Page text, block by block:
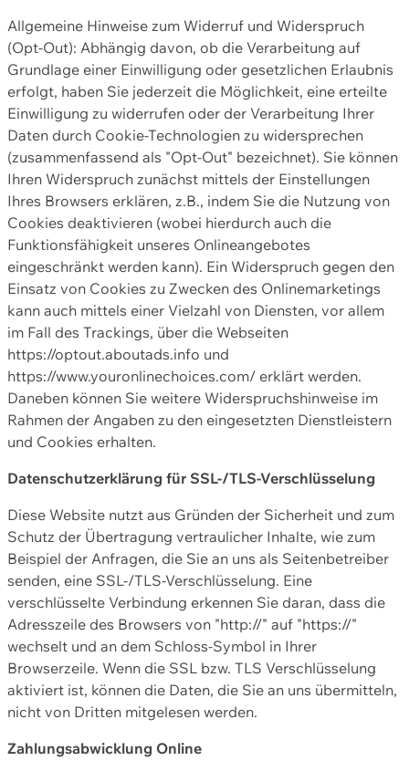
Allgemeine Hinweise zum Widerruf und Widerspruch
(Opt-Out): Abhängig davon, ob die Verarbeitung auf
Grundlage einer Einwilligung oder gesetzlichen Erlaubnis
erfolgt, haben Sie jederzeit die Möglichkeit, eine erteilte
Einwilligung zu widerrufen oder der Verarbeitung Ihrer
Daten durch Cookie-Technologien zu widersprechen
(zusammenfassend als "Opt-Out" bezeichnet). Sie können
Ihren Widerspruch zunächst mittels der Einstellungen
Ihres Browsers erklären, z.B., indem Sie die Nutzung von
Cookies deaktivieren (wobei hierdurch auch die
Funktionsfähigkeit unseres Onlineangebotes
eingeschränkt werden kann). Ein Widerspruch gegen den
Einsatz von Cookies zu Zwecken des Onlinemarketings
kann auch mittels einer Vielzahl von Diensten, vor allem
im Fall des Trackings, über die Webseiten
https://optout.aboutads.info und
https://www.youronlinechoices.com/ erklärt werden.
Daneben können Sie weitere Widerspruchshinweise im
Rahmen der Angaben zu den eingesetzten Dienstleistern
und Cookies erhalten.
Datenschutzerklärung für SSL-/TLS-Verschlüsselung
Diese Website nutzt aus Gründen der Sicherheit und zum
Schutz der Übertragung vertraulicher Inhalte, wie zum
Beispiel der Anfragen, die Sie an uns als Seitenbetreiber
senden, eine SSL-/TLS-Verschlüsselung. Eine
verschlüsselte Verbindung erkennen Sie daran, dass die
Adresszeile des Browsers von "http://" auf "https://"
wechselt und an dem Schloss-Symbol in Ihrer
Browserzeile. Wenn die SSL bzw. TLS Verschlüsselung
aktiviert ist, können die Daten, die Sie an uns übermitteln,
nicht von Dritten mitgelesen werden.
Zahlungsabwicklung Online